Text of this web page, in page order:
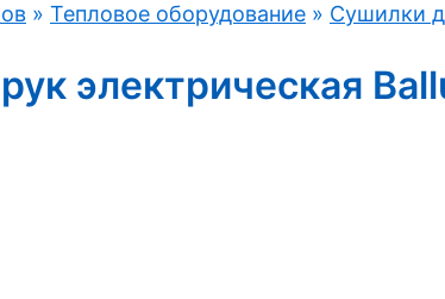
» Тепловое оборудование » Сушилки
электрическая